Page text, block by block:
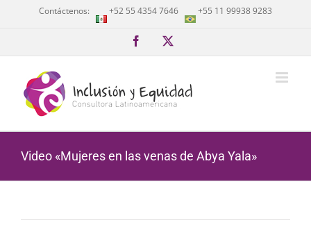
Contáctenos: +52 55 4354 7646 +55 11 99938 9283
Facebook
Video «Mujeres en las venas de Abya Yala»